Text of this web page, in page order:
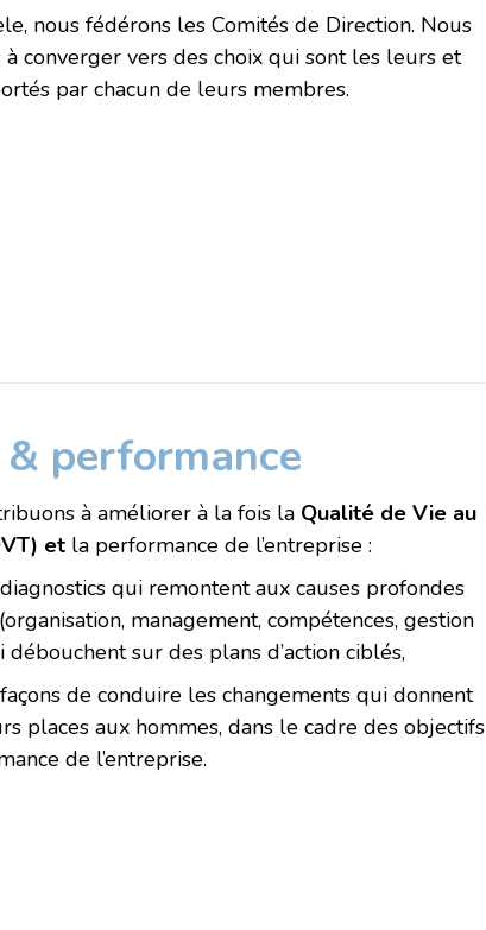
nous fédérons les Comités de Direction. Nous
à converger vers des choix qui sont les leurs et
par chacun de leurs membres.
performance
à améliorer à la fois la Qualité de Vie au
et la performance de l’entreprise :
qui remontent aux causes profondes
management, compétences, gestion
débouchent sur des plans d’action ciblés,
de conduire les changements qui donnent
places aux hommes, dans le cadre des objectifs
de l’entreprise.